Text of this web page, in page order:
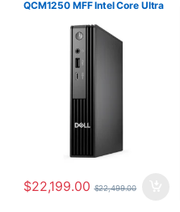
QCM1250 MFF Intel Core Ultra
Windows 11 Pro
$22,199.00 $22,499.00